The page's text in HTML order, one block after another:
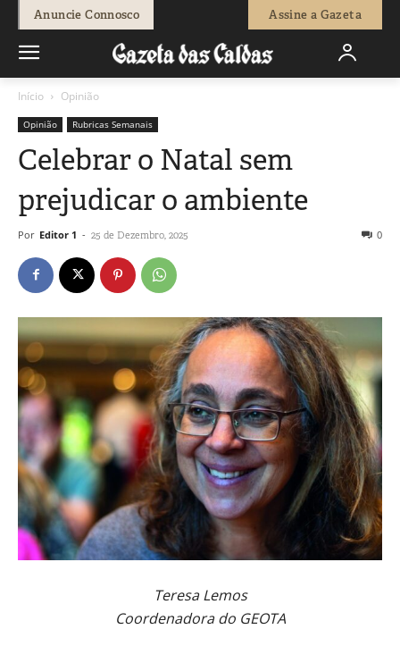
Anuncie Connosco Assine a Gazeta
Início Opinião
Opinião Rubricas Semanais
Celebrar o Natal sem
prejudicar o ambiente
Por Editor 1 - 25 de Dezembro, 2025 0
Teresa Lemos
Coordenadora do GEOTA